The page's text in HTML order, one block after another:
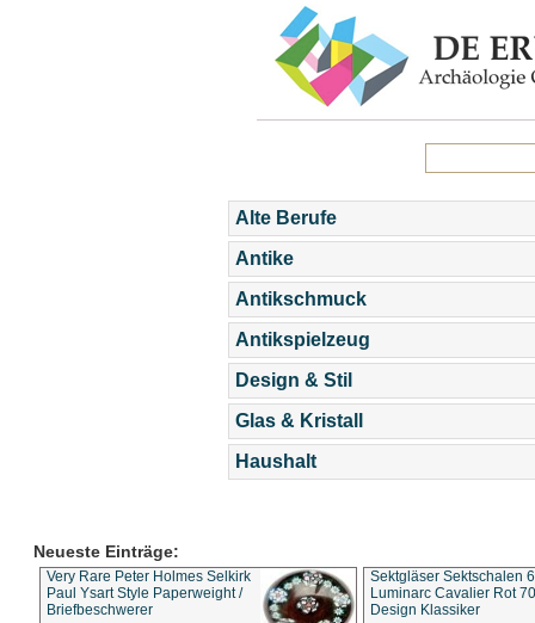
Alte Berufe
Antike
Antikschmuck
Antikspielzeug
Design & Stil
Glas & Kristall
Haushalt
Neueste Einträge:
Very Rare Peter Holmes Selkirk
Paul Ysart Style Paperweight /
Briefbeschwerer
Sektgläser Sektschalen
Luminarc Cavalier Rot
Design Klassiker